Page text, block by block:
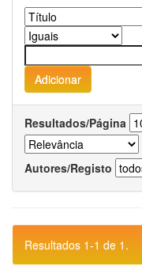
Resultados/Página
Autores/Registo
Resultados 1-1 de 1.